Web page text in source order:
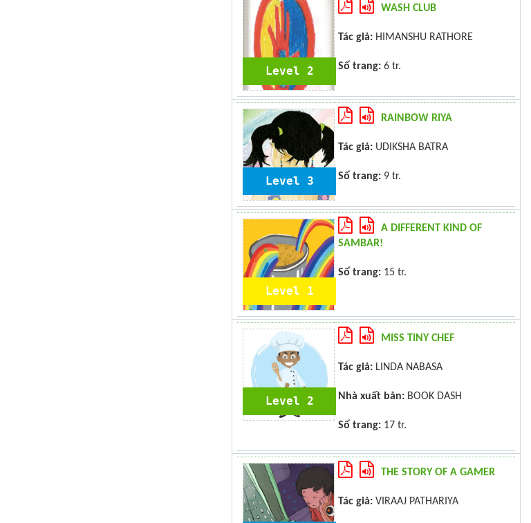
Level 2
WASH CLUB
Tác giả: HIMANSHU RATHORE
Số trang: 6 tr.
Level 3
RAINBOW RIYA
Tác giả: UDIKSHA BATRA
Số trang: 9 tr.
Level 1
A DIFFERENT KIND OF
SAMBAR!
Số trang: 15 tr.
Level 2
MISS TINY CHEF
Tác giả: LINDA NABASA
Nhà xuất bản: BOOK DASH
Số trang: 17 tr.
THE STORY OF A GAMER
Tác giả: VIRAAJ PATHARIYA